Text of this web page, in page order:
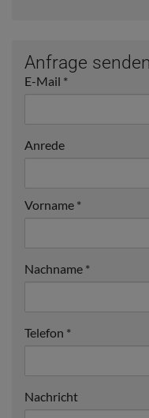
Anfrage senden
E-Mail
Anrede
Vorname
Nachname
Telefon
Nachricht